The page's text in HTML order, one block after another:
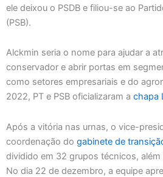
ele deixou o PSDB e filiou-se ao
(PSB).
Alckmin seria o nome para ajudar a
conservador e abrir portas em
como setores empresariais e do
2022, PT e PSB oficializaram a chapa
Após a vitória nas urnas, o vice-
coordenação do gabinete de
dividido em 32 grupos técnicos,
No dia 22 de dezembro, a equipe